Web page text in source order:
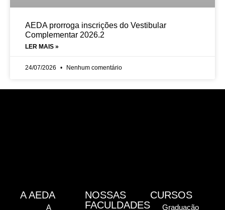
AEDA prorroga inscrições do Vestibular
Complementar 2026.2
LER MAIS »
24/07/2026 Nenhum comentário
A AEDA
A
NOSSAS
FACULDADES
CURSOS
Graduação